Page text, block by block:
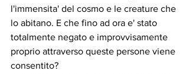
l'immensita' del cosmo e le creature che
lo abitano. E che fino ad ora e' stato
totalmente negato e improvvisamente
proprio attraverso queste persone viene
consentito?